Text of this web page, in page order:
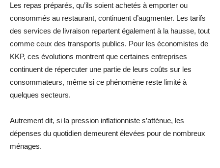
Les repas préparés, qu’ils soient achetés à emporter ou
consommés au restaurant, continuent d’augmenter. Les tarifs
des services de livraison repartent également à la hausse, tout
comme ceux des transports publics. Pour les économistes de
KKP, ces évolutions montrent que certaines entreprises
continuent de répercuter une partie de leurs coûts sur les
consommateurs, même si ce phénomène reste limité à
quelques secteurs.
Autrement dit, si la pression inflationniste s’atténue, les
dépenses du quotidien demeurent élevées pour de nombreux
ménages.